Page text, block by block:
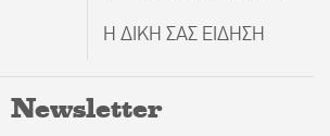
Η ΔΙΚΗ ΣΑΣ ΕΙΔΗΣΗ
Newsletter